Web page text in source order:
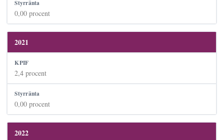
0,00 procent
2021
2,4 procent
0,00 procent
2022